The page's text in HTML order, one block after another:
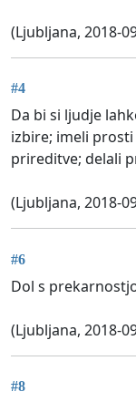
(Ljubljana, 2018-
#4
Da bi si ljudje
izbire; imeli
prireditve; delali
(Ljubljana, 2018-
#6
Dol s
(Ljubljana, 2018-
#8